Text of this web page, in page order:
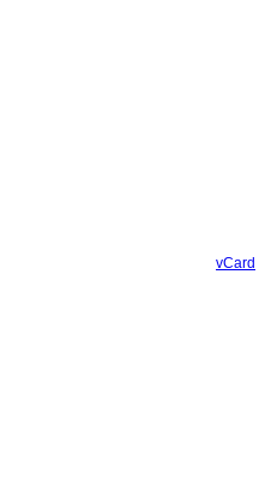
vCard